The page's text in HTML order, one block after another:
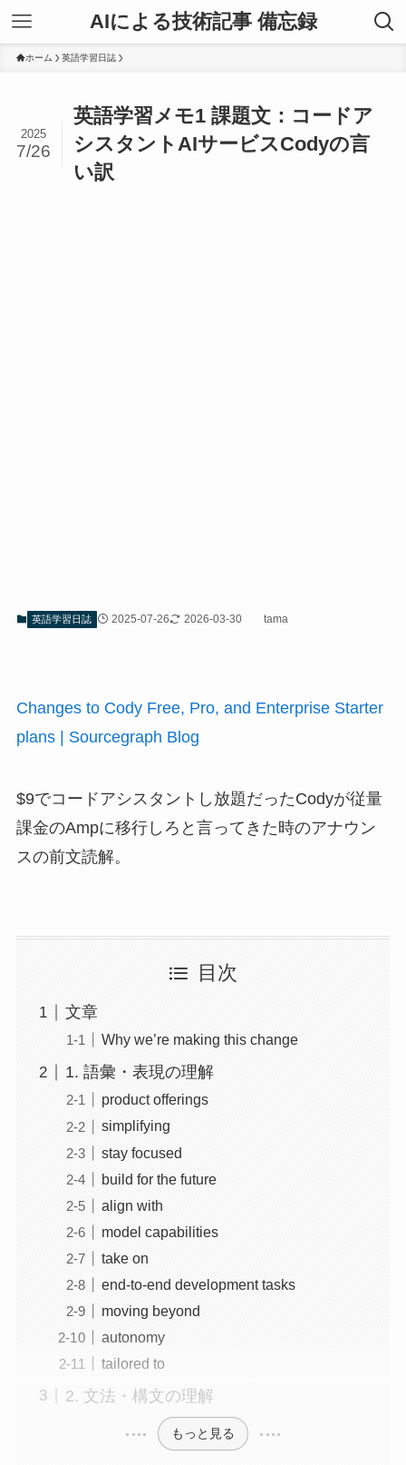
AIによる技術記事 備忘録
ホーム 英語学習日誌
英語学習メモ1 課題文：コードア
シスタントAIサービスCodyの言
い訳
2025
7/26
英語学習日誌 2025-07-26 2026-03-30 tama
Changes to Cody Free, Pro, and Enterprise Starter
plans | Sourcegraph Blog
$9でコードアシスタントし放題だったCodyが従量
課金のAmpに移行しろと言ってきた時のアナウン
スの前文読解。
目次
文章
Why we’re making this change
1. 語彙・表現の理解
product offerings
simplifying
stay focused
build for the future
align with
model capabilities
take on
end-to-end development tasks
moving beyond
autonomy
tailored to
2. 文法・構文の理解
もっと見る